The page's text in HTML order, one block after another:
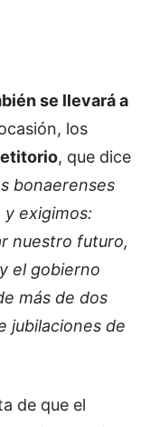
se llevará a
los
, que dice
bonaerenses
exigimos:
nuestro futuro,
el gobierno
más de dos
jubilaciones de
de que el